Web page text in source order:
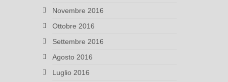
Novembre 2016
Ottobre 2016
Settembre 2016
Agosto 2016
Luglio 2016